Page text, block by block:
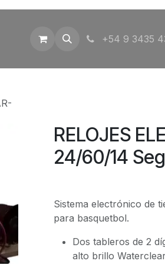
Contáctenos +54 9 3435
RELOJES
24/60/14
Sistema electrónico de
para basquetbol.
Dos tableros de 2
alto brillo